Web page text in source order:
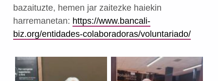
bazaituzte, hemen jar zaitezke haiekin
harremanetan: https://www.bancali-
biz.org/entidades-colaboradoras/voluntariado/